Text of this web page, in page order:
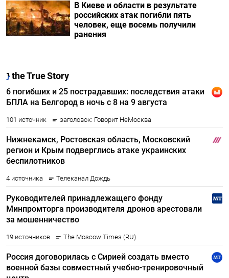
В Киеве и области в результате
российских атак погибли пять
человек, еще восемь получили
ранения